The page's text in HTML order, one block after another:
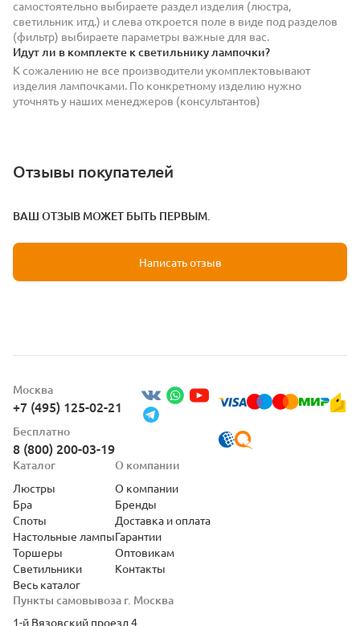
самостоятельно выбираете раздел изделия (люстра,
светильник итд.) и слева откроется поле в виде под разделов
(фильтр) выбираете параметры важные для вас.
Идут ли в комплекте к светильнику лампочки?
К сожалению не все производители укомплектовывают
изделия лампочками. По конкретному изделию нужно
уточнять у наших менеджеров (консультантов)
Отзывы покупателей
ВАШ ОТЗЫВ МОЖЕТ БЫТЬ ПЕРВЫМ.
Написать отзыв
Москва
+7 (495) 125-02-21
Бесплатно
8 (800) 200-03-19
Пункты самовывоза г. Москва
1-й Вязовский проезд 4
Каталог
Люстры
Бра
Споты
Настольные лампы
Торшеры
Светильники
Весь каталог
О компании
О компании
Бренды
Доставка и оплата
Гарантии
Оптовикам
Контакты